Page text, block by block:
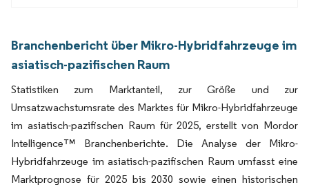
Branchenbericht über Mikro-Hybridfahrzeuge im
asiatisch-pazifischen Raum
Statistiken zum Marktanteil, zur Größe und zur
Umsatzwachstumsrate des Marktes für Mikro-Hybridfahrzeuge
im asiatisch-pazifischen Raum für 2025, erstellt von Mordor
Intelligence™ Branchenberichte. Die Analyse der Mikro-
Hybridfahrzeuge im asiatisch-pazifischen Raum umfasst eine
Marktprognose für 2025 bis 2030 sowie einen historischen